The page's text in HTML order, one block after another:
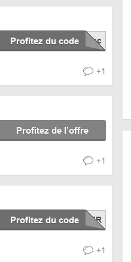
Profitez du code
+1
Profitez de l’offre
+1
Profitez du code
+1